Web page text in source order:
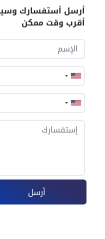
أرسل أستفسارك
أقرب وقت ممكن
أرسل